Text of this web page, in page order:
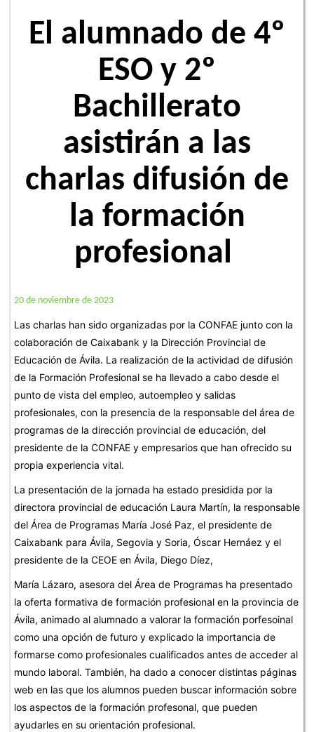
El alumnado de 4º
ESO y 2º
Bachillerato
asistirán a las
charlas difusión de
la formación
profesional
20 de noviembre de 2023
Las charlas han sido organizadas por la CONFAE junto con la
colaboración de Caixabank y la Dirección Provincial de
Educación de Ávila. La realización de la actividad de difusión
de la Formación Profesional se ha llevado a cabo desde el
punto de vista del empleo, autoempleo y salidas
profesionales, con la presencia de la responsable del área de
programas de la dirección provincial de educación, del
presidente de la CONFAE y empresarios que han ofrecido su
propia experiencia vital.
La presentación de la jornada ha estado presidida por la
directora provincial de educación Laura Martín, la responsable
del Área de Programas María José Paz, el presidente de
Caixabank para Ávila, Segovia y Soria, Óscar Hernáez y el
presidente de la CEOE en Ávila, Diego Díez,
María Lázaro, asesora del Área de Programas ha presentado
la oferta formativa de formación profesional en la provincia de
Ávila, animado al alumnado a valorar la formación porfesoinal
como una opción de futuro y explicado la importancia de
formarse como profesionales cualificados antes de acceder al
mundo laboral. También, ha dado a conocer distintas páginas
web en las que los alumnos pueden buscar información sobre
los aspectos de la formación profesonal, que pueden
ayudarles en su orientación profesional.